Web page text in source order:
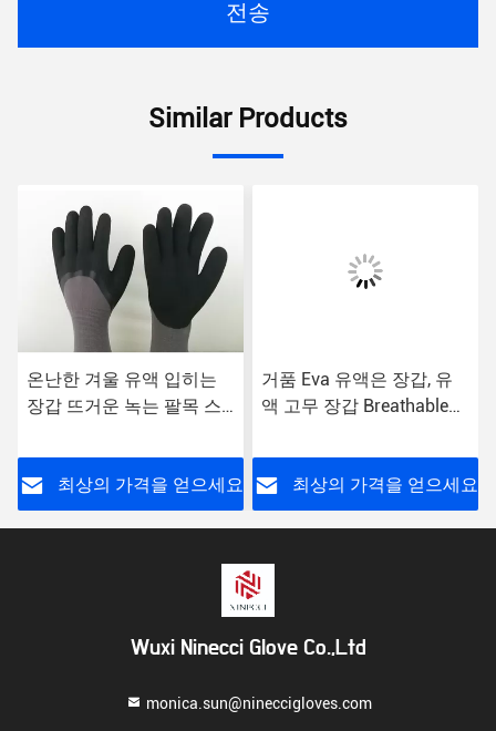
전송
Similar Products
온난한 겨울 유액 입히는
장갑 뜨거운 녹는 팔목 스
최상의 가격을 얻으세요
거품 Eva 유액은 장갑, 유
액 고무 장갑 Breathable
습니다
최상의 가격을 얻으세요
Wuxi Ninecci Glove Co.,Ltd
monica.sun@nineccigloves.com